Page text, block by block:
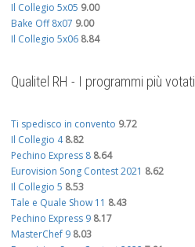
Il Collegio 5x05 9.00
Bake Off 8x07 9.00
Il Collegio 5x06 8.84
Qualitel RH - I programmi più votati
Ti spedisco in convento 9.72
Il Collegio 4 8.82
Pechino Express 8 8.64
Eurovision Song Contest 2021 8.62
Il Collegio 5 8.53
Tale e Quale Show 11 8.43
Pechino Express 9 8.17
MasterChef 9 8.03